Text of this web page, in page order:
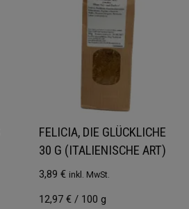
FELICIA, DIE GLÜCKLICHE
30 G (ITALIENISCHE ART)
3,89€ inkl. MwSt.
12,97€ / 100 g